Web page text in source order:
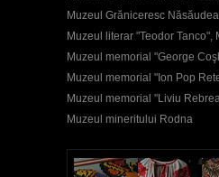
Muzeul Grăniceresc
Muzeul literar "Teodor Tanco",
Muzeul memorial "George
Muzeul memorial "Ion Pop
Muzeul memorial "Liviu
Muzeul mineritului Rodna